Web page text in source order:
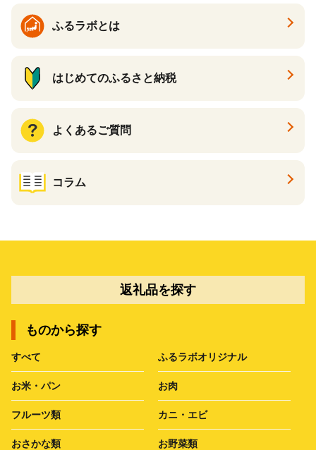
ふるラボとは
はじめてのふるさと納税
よくあるご質問
コラム
返礼品を探す
ものから探す
すべて ふるラボオリジナル
お米・パン お肉
フルーツ類 カニ・エビ
おさかな類 お野菜類